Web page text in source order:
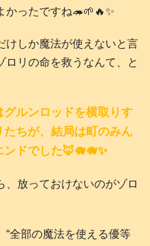
かったですね🦔🌱🔥✨
けしか魔法が使えないと言
ロリの命を救うなんて、と
ルンロッドを横取りす
ちが、結局は町のみん
ドでした🦊🐗🐗✨
、放っておけないのがゾロ
“全部の魔法を使える優等